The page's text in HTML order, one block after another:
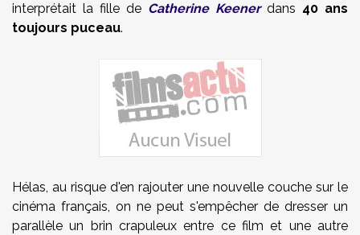
interprétait la fille de Catherine Keenerdans 40 ans
toujours puceau.
Hélas, au risque d'en rajouter une nouvelle couche sur le
cinéma français, on ne peut s'empêcher de dresser un
parallèle un brin crapuleux entre ce film et une autre